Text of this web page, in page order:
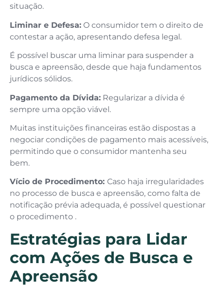
situação.
Liminar e Defesa: O consumidor tem o direito de
contestar a ação, apresentando defesa legal.
É possível buscar uma liminar para suspender a
busca e apreensão, desde que haja fundamentos
jurídicos sólidos.
Pagamento da Dívida: Regularizar a dívida é
sempre uma opção viável.
Muitas instituições financeiras estão dispostas a
negociar condições de pagamento mais acessíveis,
permitindo que o consumidor mantenha seu
bem.
Vício de Procedimento: Caso haja irregularidades
no processo de busca e apreensão, como falta de
notificação prévia adequada, é possível questionar
o procedimento .
Estratégias para Lidar
com Ações de Busca e
Apreensão